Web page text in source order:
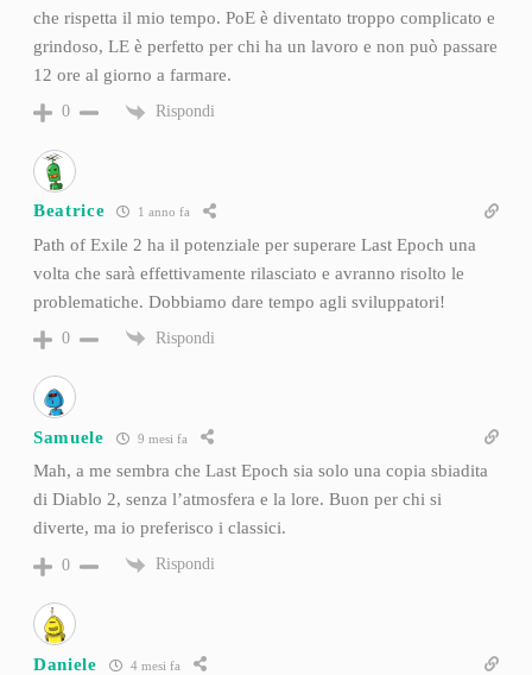
che rispetta il mio tempo. PoE è diventato troppo complicato e
grindoso, LE è perfetto per chi ha un lavoro e non può passare
12 ore al giorno a farmare.
0 Rispondi
Beatrice 1 anno fa
Path of Exile 2 ha il potenziale per superare Last Epoch una
volta che sarà effettivamente rilasciato e avranno risolto le
problematiche. Dobbiamo dare tempo agli sviluppatori!
0 Rispondi
Samuele 9 mesi fa
Mah, a me sembra che Last Epoch sia solo una copia sbiadita
di Diablo 2, senza l’atmosfera e la lore. Buon per chi si
diverte, ma io preferisco i classici.
0 Rispondi
Daniele 4 mesi fa